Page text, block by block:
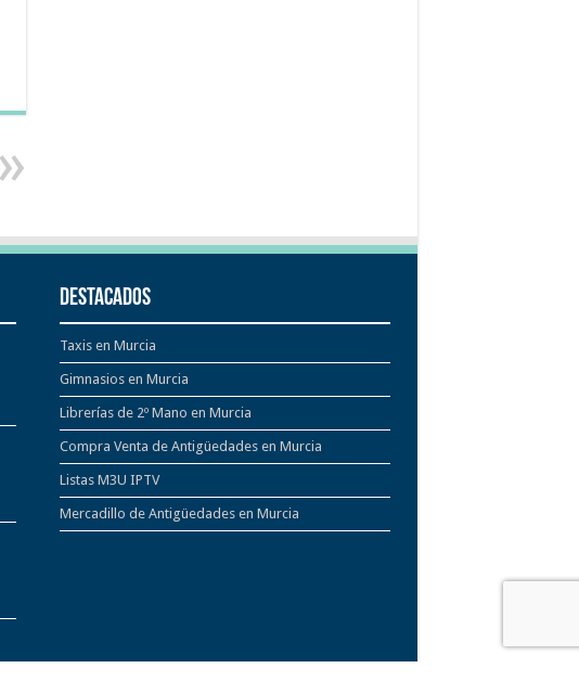
Destacados
Taxis en Murcia
Gimnasios en Murcia
Librerías de 2º Mano en Murcia
Compra Venta de Antigüedades en Murcia
Listas M3U IPTV
Mercadillo de Antigüedades en Murcia